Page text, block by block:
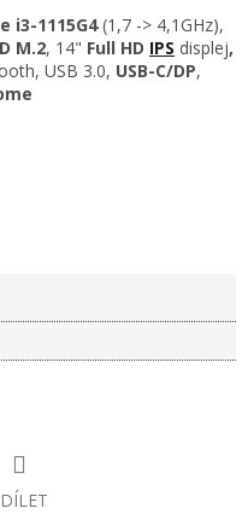
i3-1115G4(1,7 -> 4,1GHz),
M.2, 14" Full HD IPS displej,
USB 3.0, USB-C/DP,